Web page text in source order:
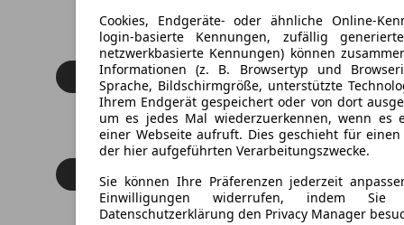
Cookies, Endgeräte- oder ähnliche Online-
login-basierte Kennungen, zufällig
netzwerkbasierte Kennungen) können
Informationen (z. B. Browsertyp und
Sprache, Bildschirmgröße, unterstützte
Ihrem Endgerät gespeichert oder von dort
um es jedes Mal wiederzuerkennen, wenn es
einer Webseite aufruft. Dies geschieht für
der hier aufgeführten Verarbeitungszwecke.
Sie können Ihre Präferenzen jederzeit
Einwilligungen widerrufen, indem
Datenschutzerklärung den Privacy Manager